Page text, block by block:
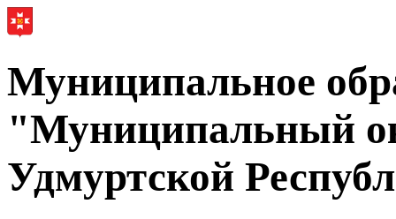
Муниципальное
"Муниципальный
Удмуртской